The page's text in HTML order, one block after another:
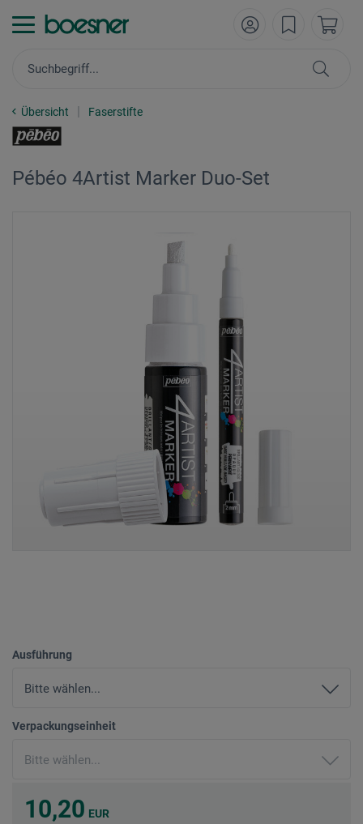
Übersicht Faserstifte
Pébéo 4Artist Marker Duo-Set
Ausführung
Verpackungseinheit
10,20 EUR